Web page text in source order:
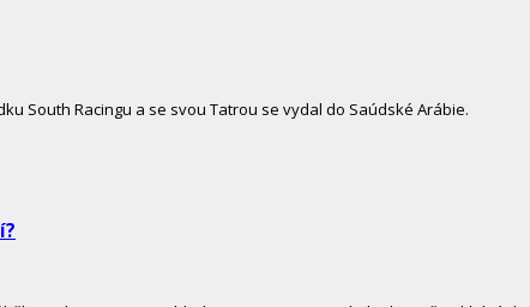
South Racingu a se svou Tatrou se vydal do Saúdské Arábie.